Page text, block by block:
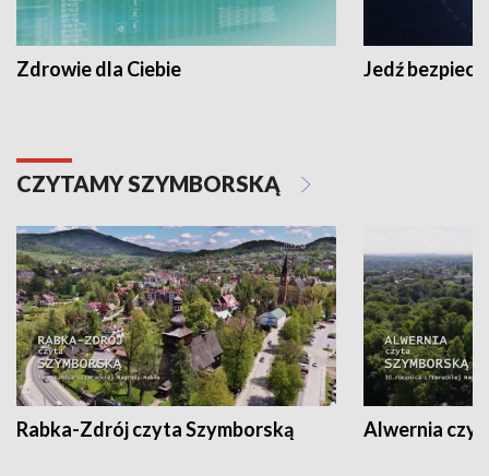
Zdrowie dla Ciebie Jedź
CZYTAMY SZYMBORSKĄ
Rabka-Zdrój czyta Szymborską Alwernia